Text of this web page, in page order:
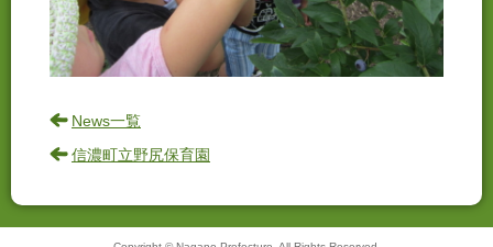
News一覧
信濃町立野尻保育園